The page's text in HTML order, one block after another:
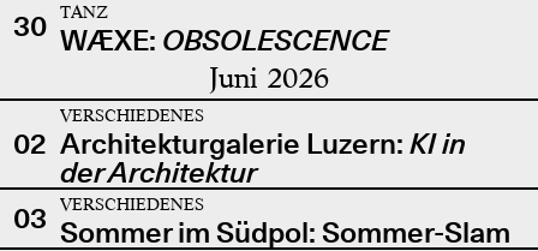
30
TANZ
WÆXE: OBSOLESCENCE
Juni 2026
02
VERSCHIEDENES
Architekturgalerie Luzern: KI in
der Architektur
03
VERSCHIEDENES
Sommer im Südpol: Sommer-Slam